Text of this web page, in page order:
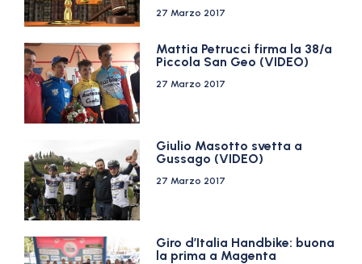
27 Marzo 2017
Mattia Petrucci firma la 38/a
Piccola San Geo (VIDEO)
27 Marzo 2017
Giulio Masotto svetta a
Gussago (VIDEO)
27 Marzo 2017
Giro d’Italia Handbike: buona
la prima a Magenta